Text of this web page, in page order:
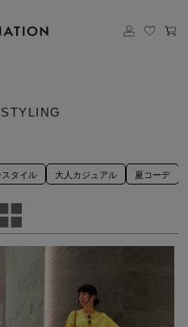
タイル 大人カジュアル 夏コーデ